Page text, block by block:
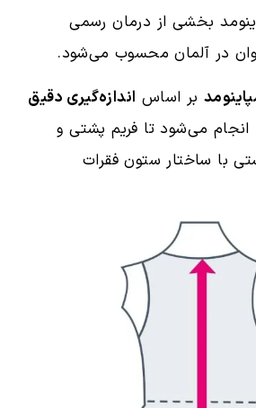
بخشی از درمان رسمی
در آلمان محسوب می‌شود.
بر اساس اندازه‌گیری دقیق
انجام می‌شود تا فریم پشتی و
با ساختار ستون فقرات